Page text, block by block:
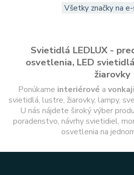
Všetky značky na
Svietidlá LEDLUX -
osvetlenia, LED
žiarovky
Ponúkame interiérové a
svietidlá, lustre, žiarovky, lampy,
U nás nájdete široký výber
poradenstvo, návrhy svietidiel,
osvetlenia na